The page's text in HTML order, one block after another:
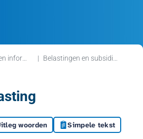
Belastingen en subsidies
woorden Simpele tekst